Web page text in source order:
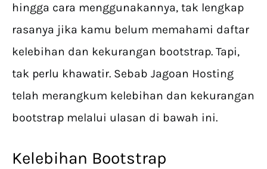
hingga cara menggunakannya, tak lengkap
rasanya jika kamu belum memahami daftar
kelebihan dan kekurangan bootstrap. Tapi,
tak perlu khawatir. Sebab Jagoan Hosting
telah merangkum kelebihan dan kekurangan
bootstrap melalui ulasan di bawah ini.
Kelebihan Bootstrap